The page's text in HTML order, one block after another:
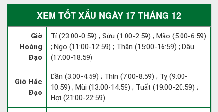
XEM TỐT XẤU NGÀY 17 THÁNG 12
Giờ
Hoàng
Đạo
Tí (23:00-0:59) ; Sửu (1:00-2:59) ; Mão (5:00-6:59)
; Ngọ (11:00-12:59) ; Thân (15:00-16:59) ; Dậu
(17:00-18:59)
Giờ Hắc
Đạo
Dần (3:00-4:59) ; Thìn (7:00-8:59) ; Tỵ (9:00-
10:59) ; Mùi (13:00-14:59) ; Tuất (19:00-20:59) ;
Hợi (21:00-22:59)